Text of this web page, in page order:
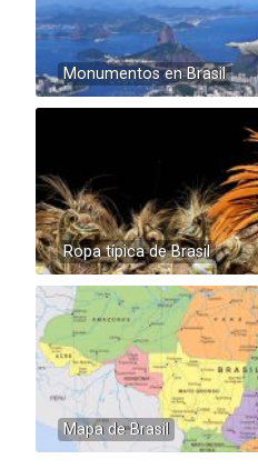
Monumentos en Brasil
Ropa típica de Brasil
Mapa de Brasil